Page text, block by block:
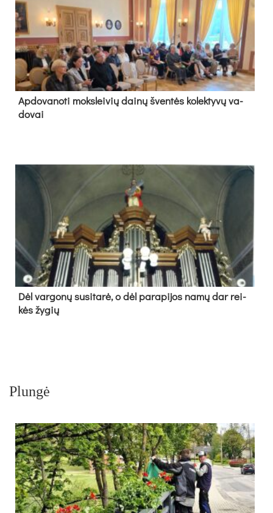
Ap­do­va­no­ti moks­lei­vių dai­nų šven­tės ko­lek­ty­vų va­
do­vai
Dėl var­go­nų su­si­ta­rė, o dėl pa­ra­pi­jos na­mų dar rei­
kės žy­gių
Plungė